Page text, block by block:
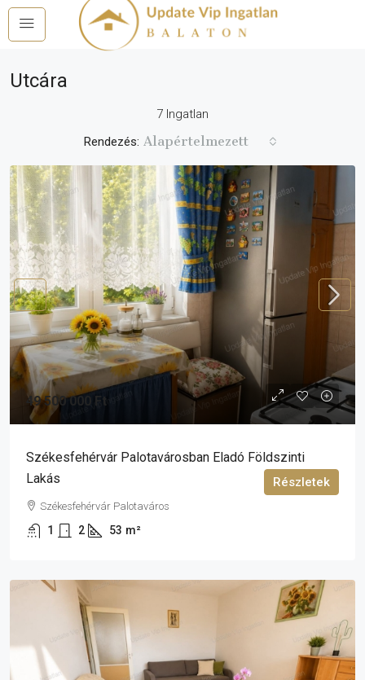
Utcára
7 Ingatlan
Rendezés: Alapértelmezett
49 500 000 Ft
Székesfehérvár Palotavárosban Eladó Földszinti
Lakás
Székesfehérvár Palotaváros
1 2 53 m²
Részletek